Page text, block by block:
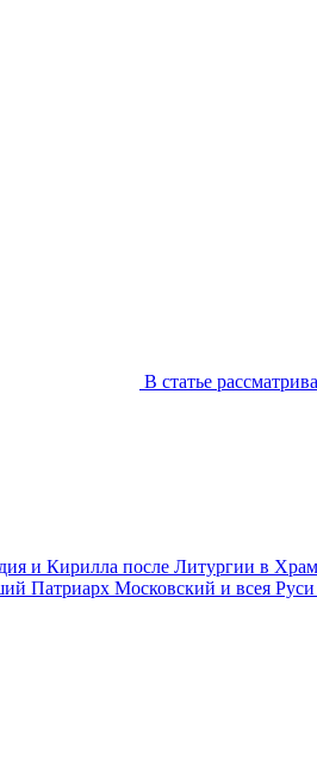
В статье
и Кирилла после Литургии в
Патриарх Московский и всея